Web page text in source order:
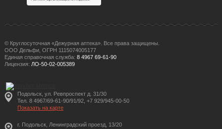
© Круглосуточная «Дежурная аптека». Все права защищены.
ООО Дельфи, ОГРН 1115074005177
Единая справочная служба: 8 4967 69-61-90
Лицензия: ЛО-50-02-005389
Подольск, ул. Ревпроспект д. 31/30
Тел. 8 4967/69-61-90/91/92, +7 929/945-00-50
Показать на карте
г. Подольск, Ленинградский проезд, 13/20